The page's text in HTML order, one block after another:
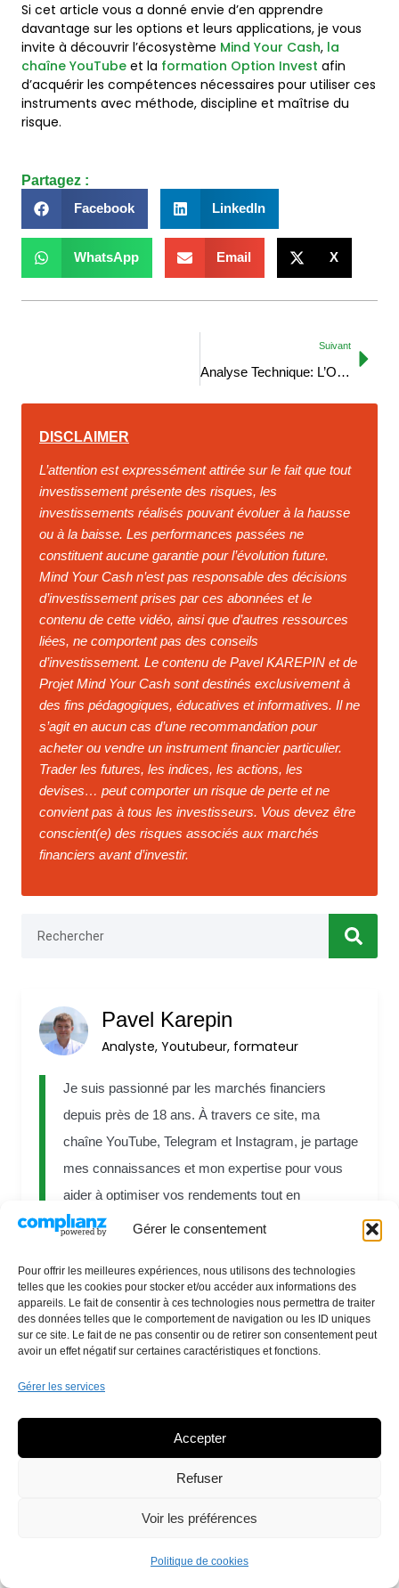
Gérer le consentement
Pour offrir les meilleures expériences, nous utilisons des technologies
telles que les cookies pour stocker et/ou accéder aux informations des
appareils. Le fait de consentir à ces technologies nous permettra de traiter
des données telles que le comportement de navigation ou les ID uniques
sur ce site. Le fait de ne pas consentir ou de retirer son consentement peut
avoir un effet négatif sur certaines caractéristiques et fonctions.
Gérer les services
Accepter
Refuser
Voir les préférences
Politique de cookies
Si cet article vous a donné envie d’en apprendre
davantage sur les options et leurs applications, je vous
invite à découvrir l’écosystème Mind Your Cash, la
chaîne YouTube et la formation Option Invest afin
d’acquérir les compétences nécessaires pour utiliser ces
instruments avec méthode, discipline et maîtrise du
risque.
Partagez :
Facebook
LinkedIn
WhatsApp Email X
Suivant
Analyse Technique: L’Outil Idéal pour Investir en Bourse
DISCLAIMER
L’attention est expressément attirée sur le fait que tout
investissement présente des risques, les
investissements réalisés pouvant évoluer à la hausse
ou à la baisse. Les performances passées ne
constituent aucune garantie pour l’évolution future.
Mind Your Cash n’est pas responsable des décisions
d’investissement prises par ces abonnées et le
contenu de cette vidéo, ainsi que d’autres ressources
liées, ne comportent pas des conseils
d’investissement. Le contenu de Pavel KAREPIN et de
Projet Mind Your Cash sont destinés exclusivement à
des fins pédagogiques, éducatives et informatives. Il ne
s’agit en aucun cas d’une recommandation pour
acheter ou vendre un instrument financier particulier.
Trader les futures, les indices, les actions, les
devises… peut comporter un risque de perte et ne
convient pas à tous les investisseurs. Vous devez être
conscient(e) des risques associés aux marchés
financiers avant d’investir.
Pavel Karepin
Analyste, Youtubeur, formateur
Je suis passionné par les marchés financiers
depuis près de 18 ans. À travers ce site, ma
chaîne YouTube, Telegram et Instagram, je partage
mes connaissances et mon expertise pour vous
aider à optimiser vos rendements tout en
maîtrisant la gestion du risque
dans l’univers
Suivez moi sur mes réseaux
Comment Investir en Bourse :
Technique